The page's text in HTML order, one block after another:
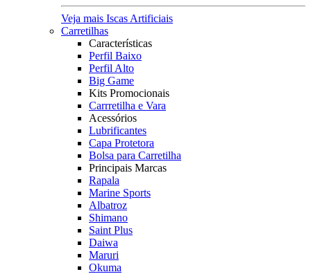
Veja mais Iscas Artificiais
Carretilhas
Características
Perfil Baixo
Perfil Alto
Big Game
Kits Promocionais
Carrretilha e Vara
Acessórios
Lubrificantes
Capa Protetora
Bolsa para Carretilha
Principais Marcas
Rapala
Marine Sports
Albatroz
Shimano
Saint Plus
Daiwa
Maruri
Okuma